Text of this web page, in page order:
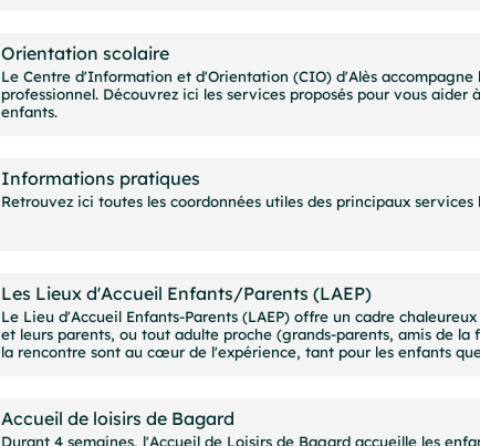
Orientation scolaire
Le Centre d'Information et d'Orientation (CIO) d'Alès
professionnel. Découvrez ici les services proposés pour vous
enfants.
Informations pratiques
Retrouvez ici toutes les coordonnées utiles des principaux
Les Lieux d'Accueil Enfants/Parents (LAEP)
Le Lieu d'Accueil Enfants-Parents (LAEP) offre un cadre
et leurs parents, ou tout adulte proche (grands-parents, amis de la
la rencontre sont au cœur de l'expérience, tant pour les enfants
Accueil de loisirs de Bagard
Durant 4 semaines, l'Accueil de Loisirs de Bagard accueille les